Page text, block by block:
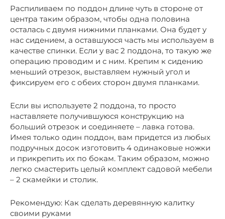
Распиливаем по поддон длине чуть в стороне от
центра таким образом, чтобы одна половина
осталась с двумя нижними планками. Она будет у
нас сидением, а оставшуюся часть мы используем в
качестве спинки. Если у вас 2 поддона, то такую же
операцию проводим и с ним. Крепим к сидению
меньший отрезок, выставляем нужный угол и
фиксируем его с обеих сторон двумя планками.
Если вы используете 2 поддона, то просто
наставляете получившуюся конструкцию на
больший отрезок и соединяете – лавка готова.
Имея только один поддон, вам придется из любых
подручных досок изготовить 4 одинаковые ножки
и прикрепить их по бокам. Таким образом, можно
легко смастерить целый комплект садовой мебели
– 2 скамейки и столик.
Рекомендую: Как сделать деревянную калитку
своими руками